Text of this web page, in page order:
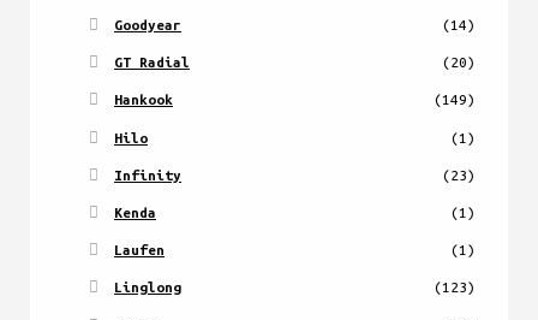
Goodyear (14)
GT Radial (20)
Hankook (149)
Hilo (1)
Infinity (23)
Kenda (1)
Laufen (1)
Linglong (123)